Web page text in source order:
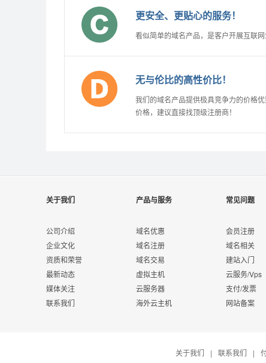
更安全、更贴心的服务！
看似简单的域名产品，是客户开展互联
无与伦比的高性价比！
我们的域名产品提供极具竞争力的价格
价格，建议直接找顶级注册商！
关于我们
公司介绍
企业文化
资质和荣誉
最新动态
媒体关注
联系我们
产品与服务
域名优惠
域名注册
域名交易
虚拟主机
云服务器
海外云主机
常见问题
会员注册
域名相关
建站入门
云服务/Vps
支付/发票
网站备案
关于我们 | 联系我们 |